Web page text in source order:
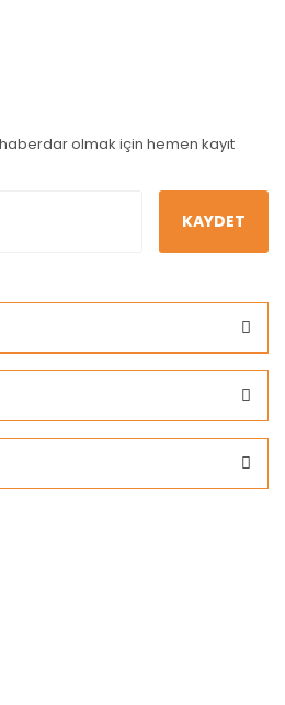
olmak için hemen kayıt
KAYDET